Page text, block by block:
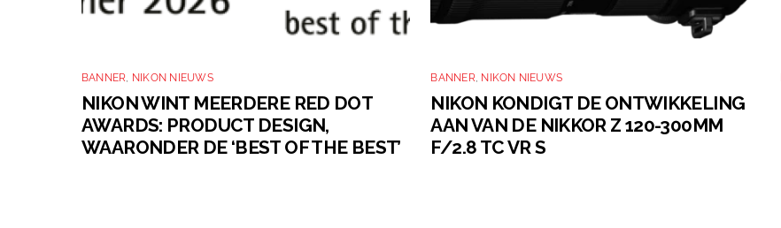
BANNER, NIKON NIEUWS
NIKON WINT MEERDERE RED DOT
AWARDS: PRODUCT DESIGN,
WAARONDER DE ‘BEST OF THE BEST’
BANNER, NIKON NIEUWS
NIKON KONDIGT DE ONTWIKKELING
AAN VAN DE NIKKOR Z 120-300MM
F/2.8 TC VR S